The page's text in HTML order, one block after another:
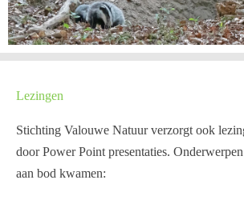
Lezingen
Stichting Valouwe Natuur verzorgt ook
door Power Point presentaties.
aan bod kwamen: